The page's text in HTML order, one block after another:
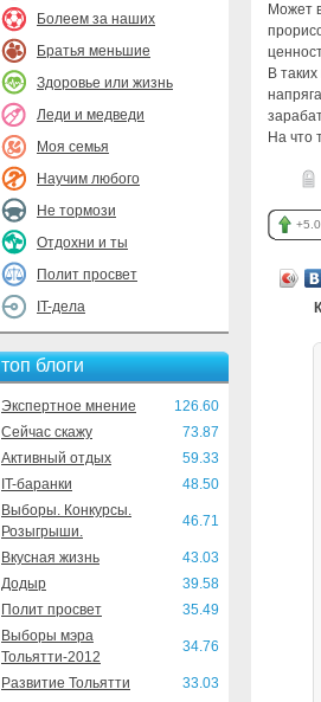
Болеем за наших
Братья меньшие
Здоровье или жизнь
Леди и медведи
Моя семья
Научим любого
Не тормози
Отдохни и ты
Полит просвет
IT-дела
топ блоги
Экспертное мнение
126.60
Сейчас скажу
73.87
Активный отдых
59.33
IT-баранки
48.50
Выборы. Конкурсы.
Розыгрыши.
46.71
Вкусная жизнь
43.03
Додыр
39.58
Полит просвет
35.49
Выборы мэра
Тольятти-2012
34.76
Развитие Тольятти 33.03
Может
В
На что